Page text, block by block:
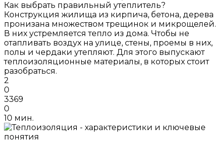
Как выбрать правильный утеплитель?
Конструкция жилища из кирпича, бетона, дерева
пронизана множеством трещинок и микрощелей.
В них устремляется тепло из дома. Чтобы не
отапливать воздух на улице, стены, проемы в них,
полы и чердаки утепляют. Для этого выпускают
теплоизоляционные материалы, в которых стоит
разобраться.
2
0
3369
0
10 мин.